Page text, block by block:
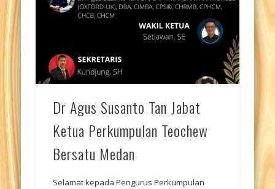
Dr Agus Susanto Tan Jabat
Ketua Perkumpulan Teochew
Bersatu Medan
Selamat kepada Pengurus Perkumpulan